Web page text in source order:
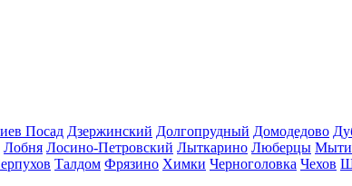
Посад Дзержинский Долгопрудный Домодедово
Лобня Лосино-Петровский Лыткарино Люберцы
Талдом Фрязино Химки Черноголовка Чехов